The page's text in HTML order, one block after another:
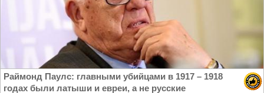
Раймонд Паулс: главными убийцами в 1917 – 1918
годах были латыши и евреи, а не русские